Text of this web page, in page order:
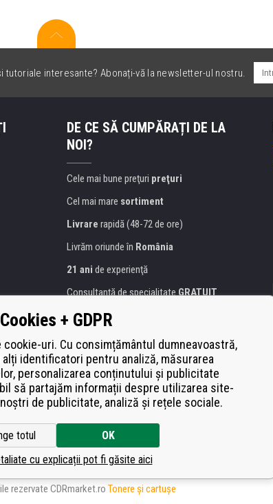
interesante? Abonați-vă la newsletter-ul nostru.
DE CE SĂ CUMPĂRAȚI DE LA
NOI?
Cele mai bune preţuri preţuri
Cel mai mare sortiment
Livrare rapidă (48-72 de ore)
Livrăm oriunde în România
21 ani de experienţă
Consultanţă de specialitateGRATUIT
Abordarea amabilă
certificat
Heureka
Platăsecurizată on-line
rezervate CDRmarket.ro Tonere şi cartuşe
Cookies + GDPR
uri. Cu consimțământul dumneavoastră,
identificatori pentru analiză, măsurarea
personalizarea conținutului și publicitate
să partajăm informații despre utilizarea site-
de publicitate, analiză și rețele sociale.
totul
OK
cu explicații pot fi găsite aici